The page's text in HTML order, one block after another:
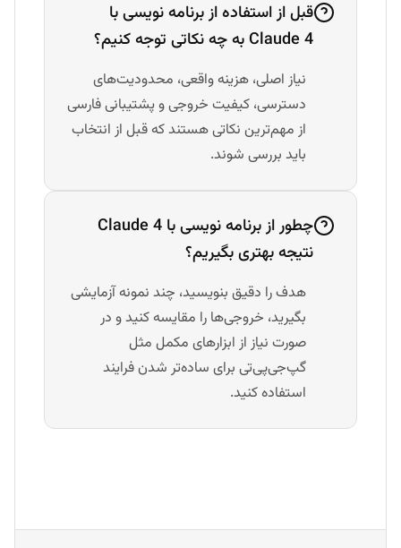
قبل از استفاده از برنامه نویسی با
Claude 4 به چه نکاتی توجه کنیم؟
نیاز اصلی، هزینه واقعی، محدودیت‌های
دسترسی، کیفیت خروجی و پشتیبانی فارسی
از مهم‌ترین نکاتی هستند که قبل از انتخاب
باید بررسی شوند.
چطور از برنامه نویسی با Claude 4
نتیجه بهتری بگیریم؟
هدف را دقیق بنویسید، چند نمونه آزمایشی
بگیرید، خروجی‌ها را مقایسه کنید و در
صورت نیاز از ابزارهای مکمل مثل
گپ‌جی‌پی‌تی برای ساده‌تر شدن فرایند
استفاده کنید.